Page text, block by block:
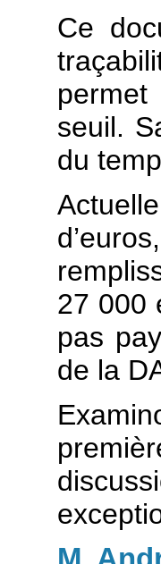
Ce
permet
seuil.
du
27 000
pas
de la